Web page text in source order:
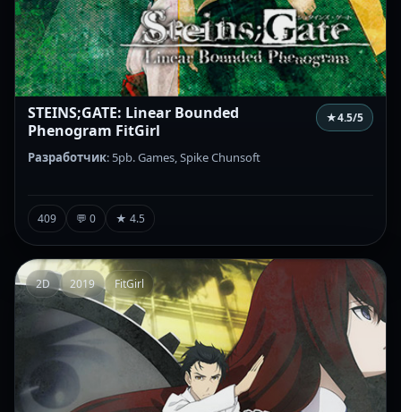
STEINS;GATE: Linear Bounded
Phenogram FitGirl
★4.5/5
Разработчик: 5pb. Games, Spike Chunsoft
409 💬 0 ★ 4.5
2D 2019 FitGirl